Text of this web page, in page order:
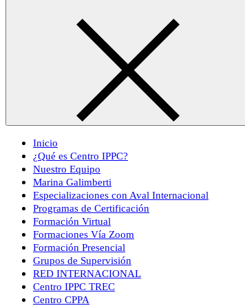
Inicio
¿Qué es Centro IPPC?
Nuestro Equipo
Marina Galimberti
Especializaciones con Aval Internacional
Programas de Certificación
Formación Virtual
Formaciones Vía Zoom
Formación Presencial
Grupos de Supervisión
RED INTERNACIONAL
Centro IPPC TREC
Centro CPPA